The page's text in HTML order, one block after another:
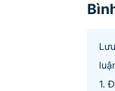
1.